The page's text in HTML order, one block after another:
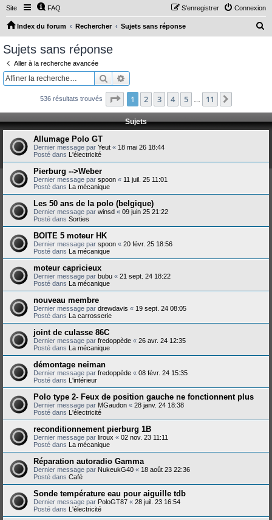
Site FAQ Connexion
S’enregistrer
Index du forum Rechercher Sujets sans réponse
c
h
Sujets sans réponse
Aller à la recherche avancée
Rechercher
536 résultats trouvés Page 1sur11
1 2 3 4 5 11
Sujets
Allumage Polo GT
Dernier message par Yeut « 18 mai 26 18:44
Posté dans L'électricité
Pierburg -->Weber
Dernier message par spoon « 11 juil. 25 11:01
Posté dans La mécanique
Les 50 ans de la polo (belgique)
Dernier message par winsd « 09 juin 25 21:22
Posté dans Sorties
BOITE 5 moteur HK
Dernier message par spoon « 20 févr. 25 18:56
Posté dans La mécanique
moteur capricieux
Dernier message par bubu « 21 sept. 24 18:22
Posté dans La mécanique
nouveau membre
Dernier message par drewdavis « 19 sept. 24 08:05
Posté dans La carrosserie
joint de culasse 86C
Dernier message par fredoppède « 26 avr. 24 12:35
Posté dans La mécanique
démontage neiman
Dernier message par fredoppède « 08 févr. 24 15:35
Posté dans L'intérieur
Polo type 2- Feux de position gauche ne fonctionnent plus
Dernier message par MGaudon « 28 janv. 24 18:38
Posté dans L'électricité
reconditionnement pierburg 1B
Dernier message par liroux « 02 nov. 23 11:11
Posté dans La mécanique
Réparation autoradio Gamma
Dernier message par NukeukG40 « 18 août 23 22:36
Posté dans Café
Sonde température eau pour aiguille tdb
Dernier message par PoloGT87 « 28 juil. 23 16:54
Posté dans L'électricité